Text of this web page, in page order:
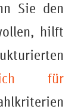
Sie den
hilft
für